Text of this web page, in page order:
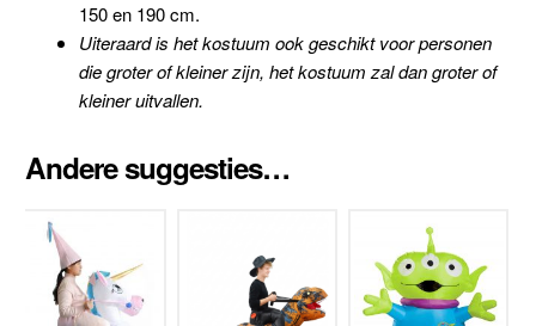
150 en 190 cm.
Uiteraard is het kostuum ook geschikt voor personen
die groter of kleiner zijn, het kostuum zal dan groter of
kleiner uitvallen.
Andere suggesties…